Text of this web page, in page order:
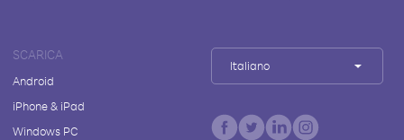
SCARICA
Android
iPhone & iPad
Windows PC
Italiano